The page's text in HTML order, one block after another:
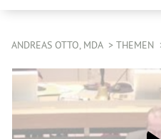
ANDREAS OTTO, MDA THEMEN